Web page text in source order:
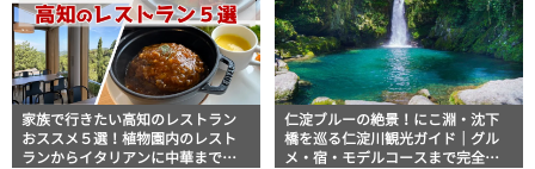
家族で行きたい高知のレストラン
おススメ５選！植物園内のレスト
ランからイタリアンに中華まで楽
仁淀ブルーの絶景！にこ淵・沈下
橋を巡る仁淀川観光ガイド｜グル
メ・宿・モデルコースまで完全網